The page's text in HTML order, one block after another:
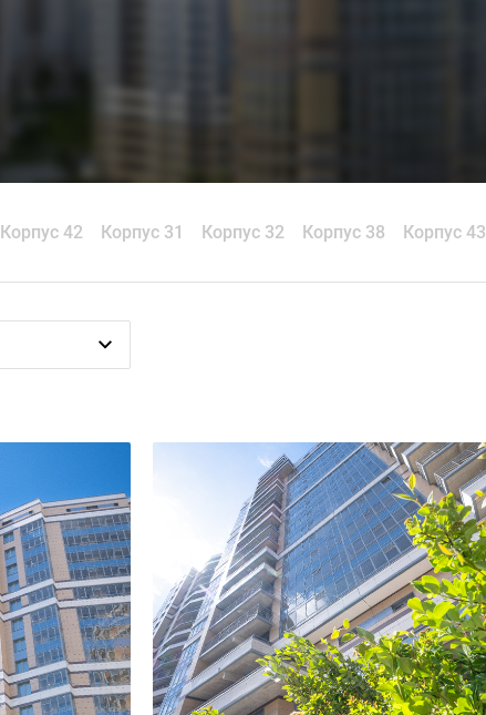
Корпус 42 Корпус 31 Корпус 32 Корпус 38 Корпус 43